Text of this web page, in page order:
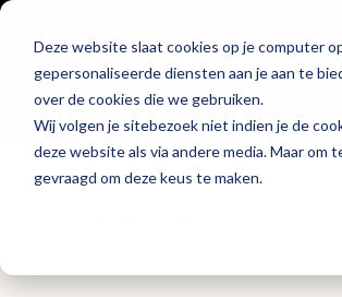
Deze website slaat cookies op je computer
gepersonaliseerde diensten aan je aan te
over de cookies die we gebruiken.
Wij volgen je sitebezoek niet indien je de
deze website als via andere media. Maar
gevraagd om deze keus te maken.
Hét
de